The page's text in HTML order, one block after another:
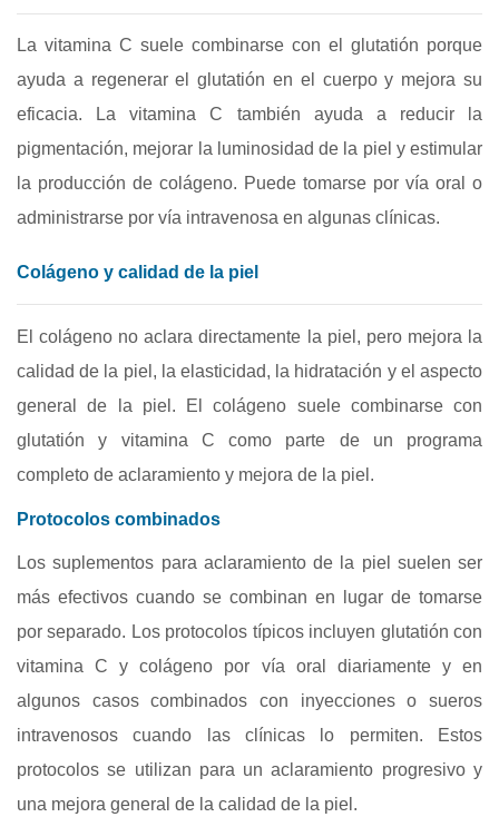
La vitamina C suele combinarse con el glutatión porque
ayuda a regenerar el glutatión en el cuerpo y mejora su
eficacia. La vitamina C también ayuda a reducir la
pigmentación, mejorar la luminosidad de la piel y estimular
la producción de colágeno. Puede tomarse por vía oral o
administrarse por vía intravenosa en algunas clínicas.
Colágeno y calidad de la piel
El colágeno no aclara directamente la piel, pero mejora la
calidad de la piel, la elasticidad, la hidratación y el aspecto
general de la piel. El colágeno suele combinarse con
glutatión y vitamina C como parte de un programa
completo de aclaramiento y mejora de la piel.
Protocolos combinados
Los suplementos para aclaramiento de la piel suelen ser
más efectivos cuando se combinan en lugar de tomarse
por separado. Los protocolos típicos incluyen glutatión con
vitamina C y colágeno por vía oral diariamente y en
algunos casos combinados con inyecciones o sueros
intravenosos cuando las clínicas lo permiten. Estos
protocolos se utilizan para un aclaramiento progresivo y
una mejora general de la calidad de la piel.